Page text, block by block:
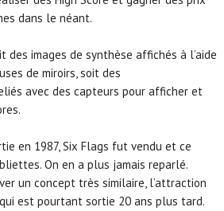
dans le néant.
des images de synthèse affichés à l’aide
de miroirs, soit des
avec des capteurs pour afficher et
en 1987, Six Flags fut vendu et ce
On en a plus jamais reparlé.
un concept très similaire, l’attraction
est pourtant sortie 20 ans plus tard.